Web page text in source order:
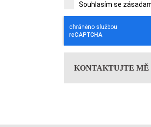
Souhlasím se
KONTAKTUJTE MĚ